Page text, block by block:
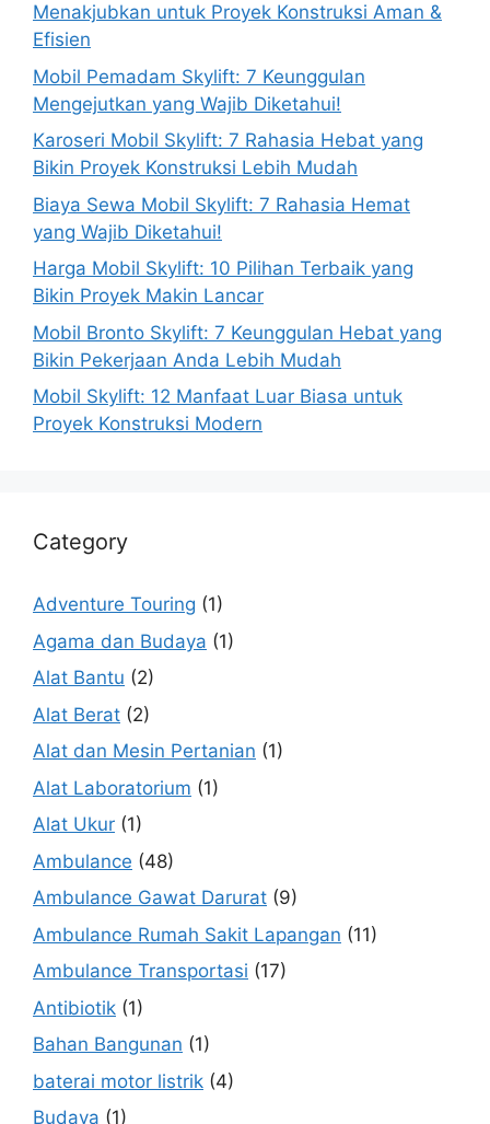
Menakjubkan untuk Proyek Konstruksi Aman &
Efisien
Mobil Pemadam Skylift: 7 Keunggulan
Mengejutkan yang Wajib Diketahui!
Karoseri Mobil Skylift: 7 Rahasia Hebat yang
Bikin Proyek Konstruksi Lebih Mudah
Biaya Sewa Mobil Skylift: 7 Rahasia Hemat
yang Wajib Diketahui!
Harga Mobil Skylift: 10 Pilihan Terbaik yang
Bikin Proyek Makin Lancar
Mobil Bronto Skylift: 7 Keunggulan Hebat yang
Bikin Pekerjaan Anda Lebih Mudah
Mobil Skylift: 12 Manfaat Luar Biasa untuk
Proyek Konstruksi Modern
Category
Adventure Touring (1)
Agama dan Budaya (1)
Alat Bantu (2)
Alat Berat (2)
Alat dan Mesin Pertanian (1)
Alat Laboratorium (1)
Alat Ukur (1)
Ambulance (48)
Ambulance Gawat Darurat (9)
Ambulance Rumah Sakit Lapangan (11)
Ambulance Transportasi (17)
Antibiotik (1)
Bahan Bangunan (1)
baterai motor listrik (4)
Budaya (1)